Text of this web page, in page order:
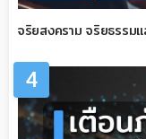
จริยสงคราม จริยธรรม
4